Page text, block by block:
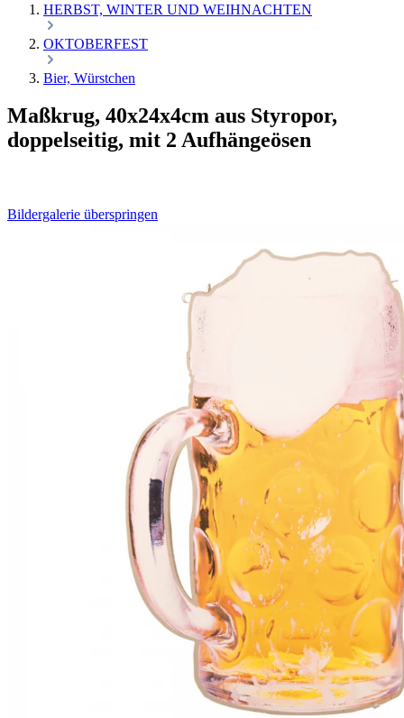
HERBST, WINTER UND WEIHNACHTEN
OKTOBERFEST
Bier, Würstchen
Maßkrug, 40x24x4cm aus Styropor,
doppelseitig, mit 2 Aufhängeösen
Bildergalerie überspringen